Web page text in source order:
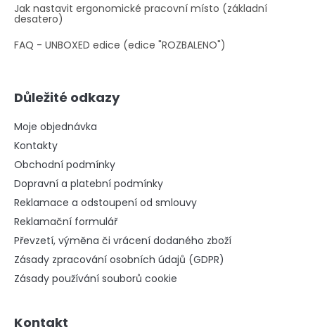
Jak nastavit ergonomické pracovní místo (základní
desatero)
FAQ - UNBOXED edice (edice "ROZBALENO")
Důležité odkazy
Moje objednávka
Kontakty
Obchodní podmínky
Dopravní a platební podmínky
Reklamace a odstoupení od smlouvy
Reklamační formulář
Převzetí, výměna či vrácení dodaného zboží
Zásady zpracování osobních údajů (GDPR)
Zásady používání souborů cookie
Kontakt